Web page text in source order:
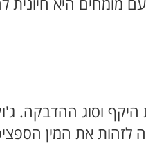
מומחים היא חיונית
וסוג ההדבקה.
לזהות את המין